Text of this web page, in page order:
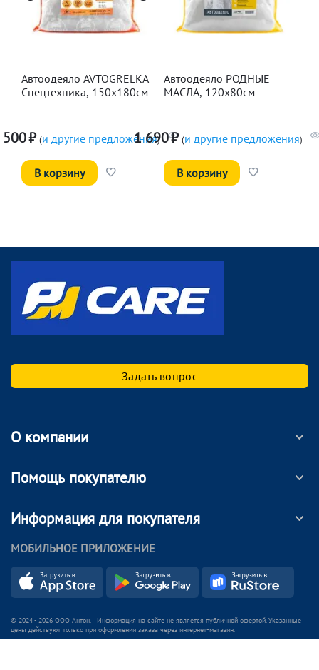
Автоодеяло AVTOGRELKA
Спецтехника, 150х180см
₽ (и другие предложения)
В корзину
Автоодеяло РОДНЫЕ
МАСЛА, 120х80см
1 690₽ (и другие предложения)
В корзину
Задать вопрос
О компании
Помощь покупателю
Информация для покупателя
МОБИЛЬНОЕ ПРИЛОЖЕНИЕ
© 2024 - 2026 ООО Антон. Информация на сайте не является публичной офертой. Указанные
цены действуют только при оформлении заказа через интернет-магазин.